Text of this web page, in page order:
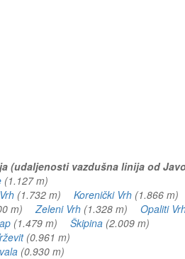
(udaljenosti vazdušna linija od
(1.127 m)
(1.732 m) Korenički Vrh (1.866
m)Zeleni Vrh (1.328 m) Opaliti
(1.479 m) Škipina (2.009 m)
(0.961 m)
(0.930 m)